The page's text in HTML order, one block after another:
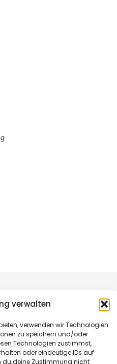
verwalten
verwenden wir Technologien
zu speichern und/oder
Technologien zustimmst,
oder eindeutige IDs auf
du deine Zustimmung nicht